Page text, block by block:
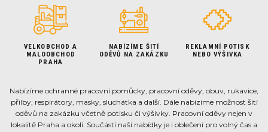
VELKOBCHOD A
MALOOBCHOD
PRAHA
NABÍZÍME ŠITÍ
ODĚVŮ NA ZAKÁZKU
REKLAMNÍ POTISK
NEBO VÝŠIVKA
Nabízíme ochranné pracovní pomůcky, pracovní oděvy, obuv, rukavice,
přilby, respirátory, masky, sluchátka a další. Dále nabízíme možnost šití
oděvů na zakázku včetně potisku či výšivky. Pracovní oděvy nejen v
lokalitě Praha a okolí. Součástí naší nabídky je i oblečení pro volný čas a